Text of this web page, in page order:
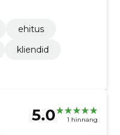
ehitus
kliendid
5.0 1 hinnang